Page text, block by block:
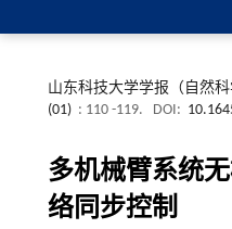
山东科技大学学报（自然科
(01) : 110 -119. DOI:
多机械臂系统
络同步控制